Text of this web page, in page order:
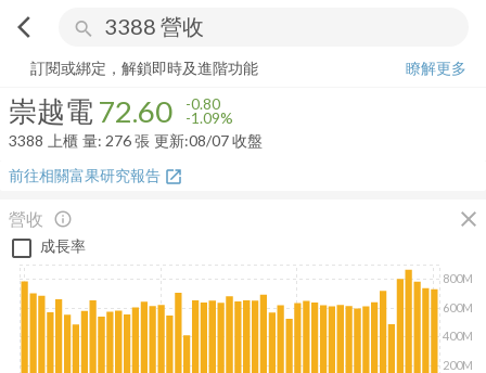
arrow_back_ios search
崇越電 72.60 -1.09%
訂閱或綁定，解鎖即時及進階功能
瞭解更多
崇越電 72.60 -0.80
-1.09%
3388
上櫃 量: 276張 更新:08/07 收盤
前往相關富果研究報告 open_in_new
營收 close
info_outline
成長率
200M
400M
600M
800M